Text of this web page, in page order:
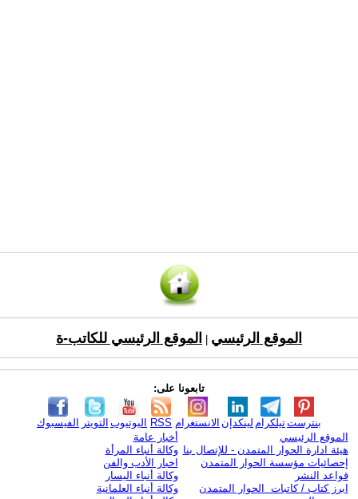
الموقع الرئيسي الموقع الرئيسي للكاتب-ة
تابعونا على:
الفيسبوك التويتر اليوتيوب RSS الانستغرام لينكدإن تيلكرامبنترست
الموقع الرئيسي
هيئة ادارة الحوار المتمدن - للإتصال بنا
إحصائيات مؤسسة الحوار المتمدن
قواعد النشر
ابرز كتاب / كاتبات الحوار المتمدن
أخبار عامة
وكالة أنباء المرأة
اخبار الأدب والفن
وكالة أنباء اليسار
وكالة أنباء العلمانية